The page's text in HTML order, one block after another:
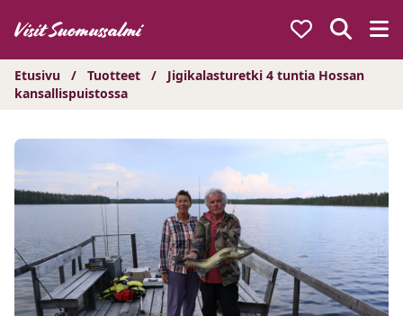
sisältöön
Etusivu / Tuotteet /
Jigikalasturetki 4 tuntia Hossan
kansallispuistossa